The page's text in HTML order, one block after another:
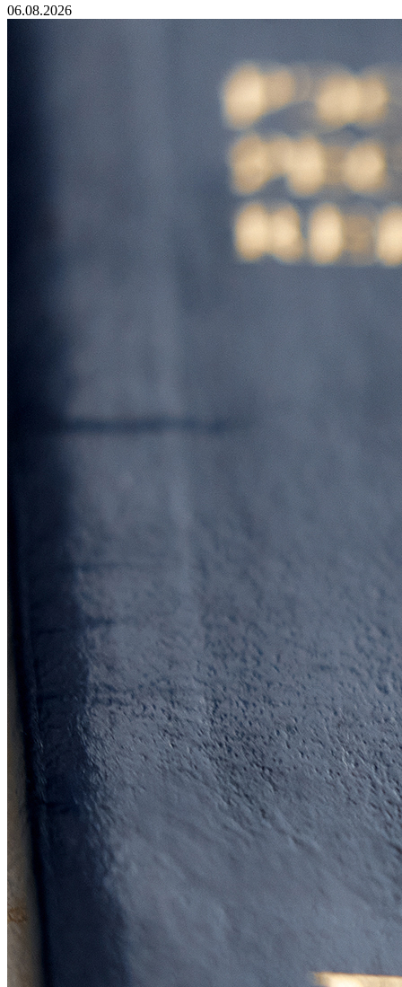
06.08.2026